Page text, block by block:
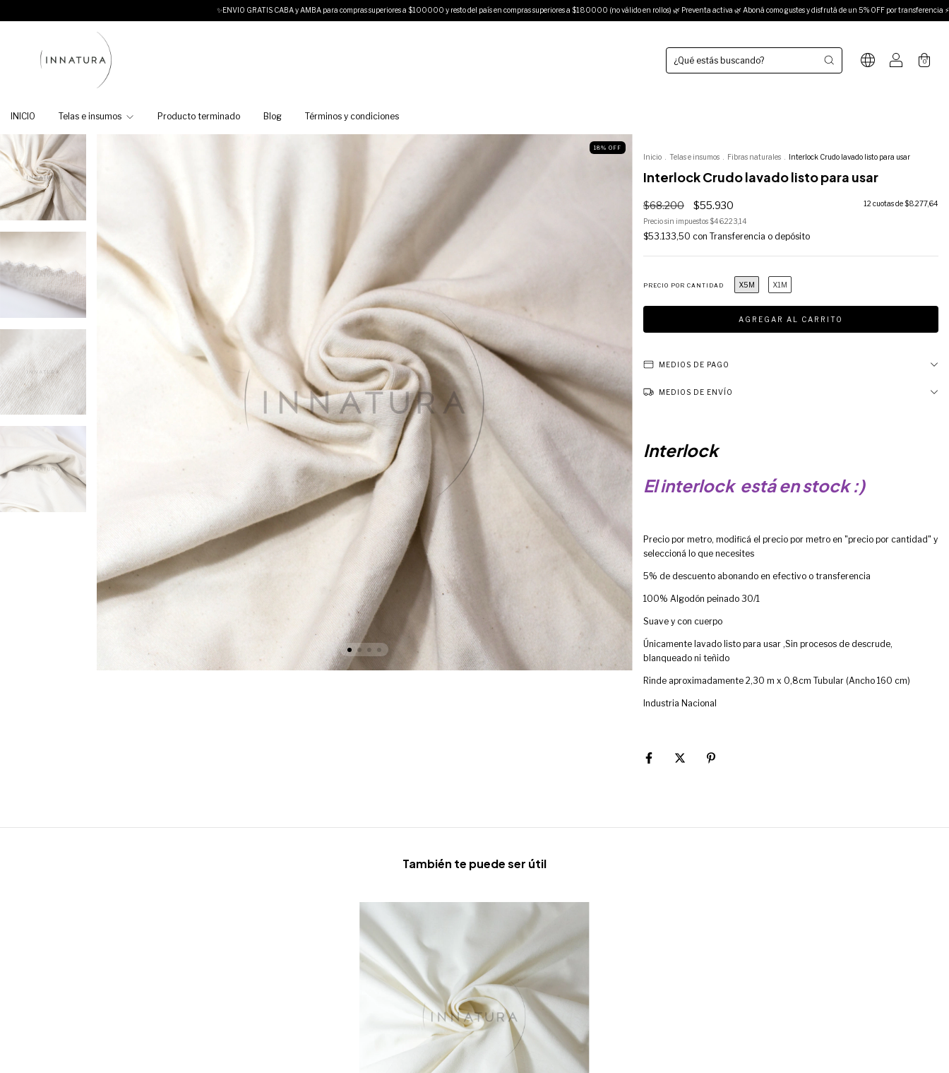
✨ENVIO GRATIS CABA y AMBA para compras superiores a $100000 y resto del país en compras superiores a $180000 (no válido en rollos) 🌿 Preventa activa 🌿 Aboná como gustes y disfrutá de un 5% OFF por transferencia ⚡ NUEVOS
0
INICIO Telas e insumos Producto terminado Blog Términos y condiciones
18% OFF
Inicio Telas e insumos Fibras naturales Interlock Crudo lavado listo para usar
Interlock Crudo lavado listo para usar
$68.200 $55.930 12 cuotas de$8.277,64
Precio sin impuestos$46.223,14
$53.133,50 con Transferencia o depósito
PRECIO POR CANTIDAD X5M X1M
MEDIOS DE PAGO
MEDIOS DE ENVÍO
Interlock
El interlock está en stock :)
Precio por metro, modificá el precio por metro en "precio por cantidad" y
seleccioná lo que necesites
5% de descuento abonando en efectivo o transferencia
100% Algodón peinado 30/1
Suave y con cuerpo
Únicamente lavado listo para usar ,Sin procesos de descrude,
blanqueado ni teñido
Rinde aproximadamente 2,30 m x 0,8cm Tubular (Ancho 160 cm)
Industria Nacional
También te puede ser útil